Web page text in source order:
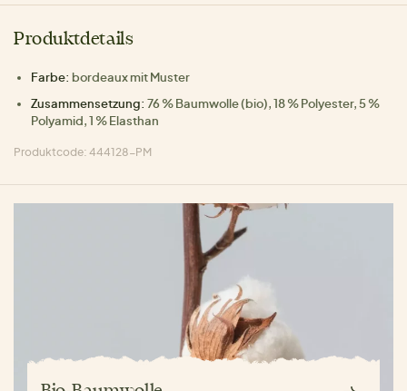
Produktdetails
Farbe: bordeaux mit Muster
Zusammensetzung: 76 % Baumwolle (bio), 18 % Polyester, 5 %
Polyamid, 1 % Elasthan
Produktcode: 444128-PM